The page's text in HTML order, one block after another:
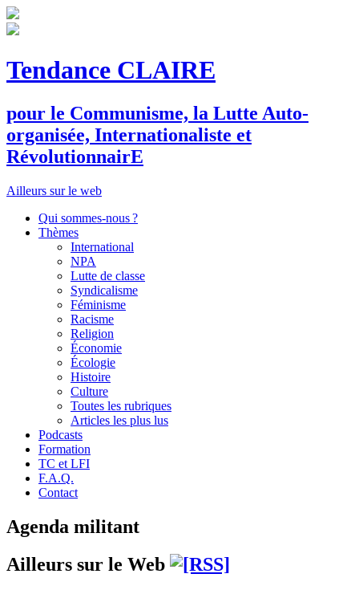
Tendance CLAIRE
pour le Communisme, la Lutte Auto-
organisée, Internationaliste et
RévolutionnairE
Ailleurs sur le web
Qui sommes-nous ?
Thèmes
International
NPA
Lutte de classe
Syndicalisme
Féminisme
Racisme
Religion
Économie
Écologie
Histoire
Culture
Toutes les rubriques
Articles les plus lus
Podcasts
Formation
TC et LFI
F.A.Q.
Contact
Agenda militant
Ailleurs sur le Web